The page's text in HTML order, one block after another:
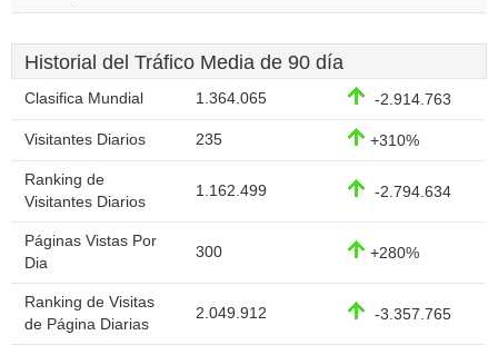
Historial del Tráfico Media de 90 día
Clasifica Mundial 1.364.065 -2.914.763
Visitantes Diarios 235 +310%
Ranking de
Visitantes Diarios
1.162.499 -2.794.634
Páginas Vistas Por
Dia
300 +280%
Ranking de Visitas
de Página Diarias
2.049.912 -3.357.765